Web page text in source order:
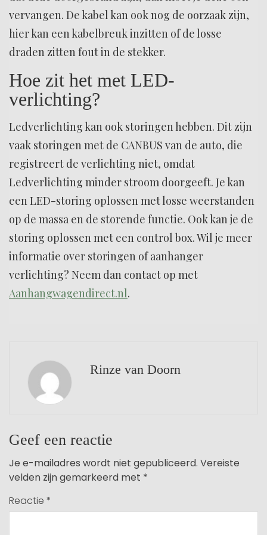
vervangen. De kabel kan ook nog de oorzaak zijn,
hier kan een kabelbreuk inzitten of de losse
draden zitten fout in de stekker.
Hoe zit het met LED-
verlichting?
Ledverlichting kan ook storingen hebben. Dit zijn
vaak storingen met de CANBUS van de auto, die
registreert de verlichting niet, omdat
Ledverlichting minder stroom doorgeeft. Je kan
een LED-storing oplossen met losse weerstanden
op de massa en de storende functie. Ook kan je de
storing oplossen met een control box. Wil je meer
informatie over storingen of aanhanger
verlichting? Neem dan contact op met
Aanhangwagendirect.nl.
Rinze van Doorn
Geef een reactie
Je e-mailadres wordt niet gepubliceerd. Vereiste
velden zijn gemarkeerd met *
Reactie *